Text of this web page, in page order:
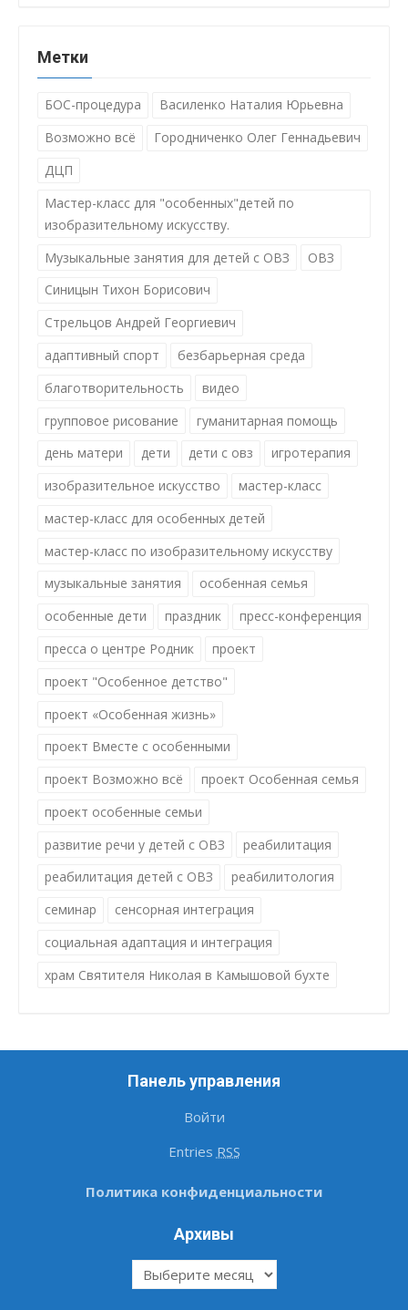
Метки
БОС-процедура
Василенко Наталия Юрьевна
Возможно всё
Городниченко Олег Геннадьевич
ДЦП
Мастер-класс для "особенных"детей по
изобразительному искусству.
Музыкальные занятия для детей с ОВЗ
ОВЗ
Синицын Тихон Борисович
Стрельцов Андрей Георгиевич
адаптивный спорт
безбарьерная среда
благотворительность
видео
групповое рисование
гуманитарная помощь
день матери
дети дети с овз
игротерапия
изобразительное искусство
мастер-класс
мастер-класс для особенных детей
мастер-класс по изобразительному искусству
музыкальные занятия
особенная семья
особенные дети
праздник
пресс-конференция
пресса о центре Родник
проект
проект "Особенное детство"
проект «Особенная жизнь»
проект Вместе с особенными
проект Возможно всё
проект Особенная семья
проект особенные семьи
развитие речи у детей с ОВЗ
реабилитация
реабилитация детей с ОВЗ
реабилитология
семинар
сенсорная интеграция
социальная адаптация и интеграция
храм Святителя Николая в Камышовой бухте
Панель управления
Войти
Entries RSS
Политика конфиденциальности
Архивы
Архивы